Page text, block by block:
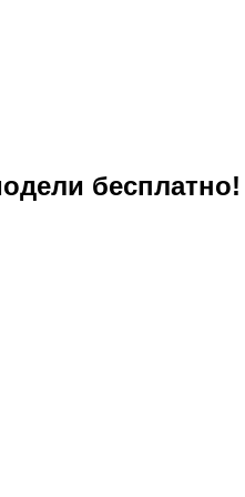
бесплатно!